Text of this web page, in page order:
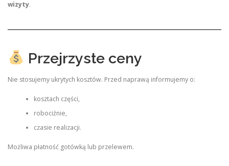
wizyty.
Przejrzyste ceny
Nie stosujemy ukrytych kosztów. Przed naprawą informujemy o:
kosztach części,
robociźnie,
czasie realizacji.
Możliwa płatność gotówką lub przelewem.